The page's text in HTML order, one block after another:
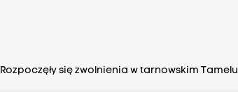
Rozpoczęły się zwolnienia w tarnowskim Tamelu